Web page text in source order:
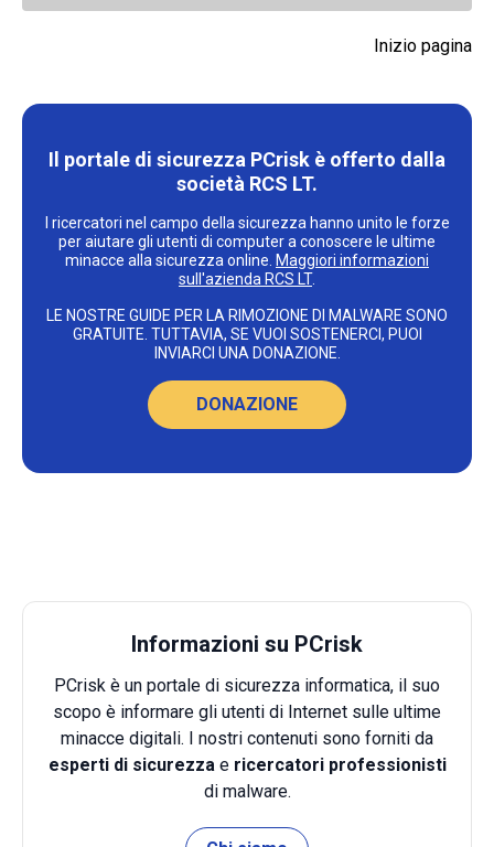
Inizio pagina
Il portale di sicurezza PCrisk è offerto dalla
società RCS LT.
I ricercatori nel campo della sicurezza hanno unito le forze
per aiutare gli utenti di computer a conoscere le ultime
minacce alla sicurezza online. Maggiori informazioni
sull'azienda RCS LT.
LE NOSTRE GUIDE PER LA RIMOZIONE DI MALWARE SONO
GRATUITE. TUTTAVIA, SE VUOI SOSTENERCI, PUOI
INVIARCI UNA DONAZIONE.
DONAZIONE
Informazioni su PCrisk
PCrisk è un portale di sicurezza informatica, il suo
scopo è informare gli utenti di Internet sulle ultime
minacce digitali. I nostri contenuti sono forniti da
esperti di sicurezza e ricercatori professionisti
di malware.